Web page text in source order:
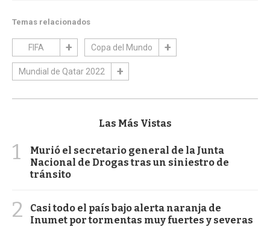
Temas relacionados
FIFA Copa del Mundo
Mundial de Qatar 2022
Las Más Vistas
1
Murió el secretario general de la Junta
Nacional de Drogas tras un siniestro de
tránsito
2
Casi todo el país bajo alerta naranja de
Inumet por tormentas muy fuertes y severas